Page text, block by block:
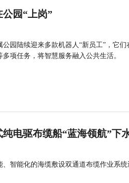
园“上岗”
公园陆续迎来多款机器人“新员工”，它
项任务，将智慧服务融入公共生活。
纯电驱布缆船“蓝海领航”下
、智能化的海缆敷设双通道布缆作业系